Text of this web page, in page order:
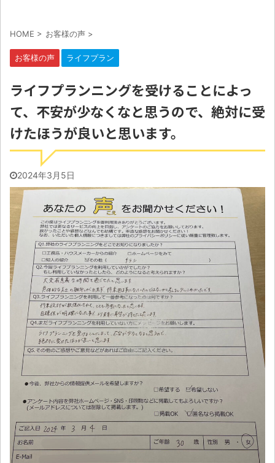
HOME > お客様の声 >
お客様の声 ライフプラン
ライフプランニングを受けることによっ
て、不安が少なくなと思うので、絶対に受
けたほうが良いと思います。
2024年3月5日